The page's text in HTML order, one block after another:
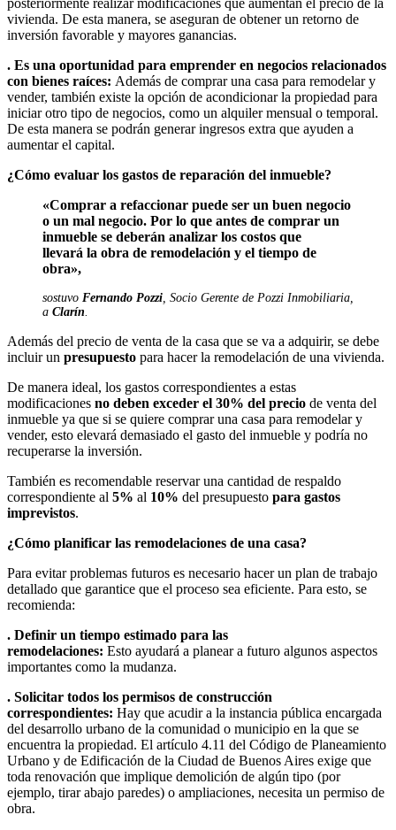
posteriormente realizar modificaciones que aumentan el precio de la
vivienda. De esta manera, se aseguran de obtener un retorno de
inversión favorable y mayores ganancias.
. Es una oportunidad para emprender en negocios relacionados
con bienes raíces: Además de comprar una casa para remodelar y
vender, también existe la opción de acondicionar la propiedad para
iniciar otro tipo de negocios, como un alquiler mensual o temporal.
De esta manera se podrán generar ingresos extra que ayuden a
aumentar el capital.
¿Cómo evaluar los gastos de reparación del inmueble?
«Comprar a refaccionar puede ser un buen negocio
o un mal negocio. Por lo que antes de comprar un
inmueble se deberán analizar los costos que
llevará la obra de remodelación y el tiempo de
obra»,
sostuvo Fernando Pozzi, Socio Gerente de Pozzi Inmobiliaria,
a Clarín.
Además del precio de venta de la casa que se va a adquirir, se debe
incluir un presupuesto para hacer la remodelación de una vivienda.
De manera ideal, los gastos correspondientes a estas
modificaciones no deben exceder el 30% del precio de venta del
inmueble ya que si se quiere comprar una casa para remodelar y
vender, esto elevará demasiado el gasto del inmueble y podría no
recuperarse la inversión.
También es recomendable reservar una cantidad de respaldo
correspondiente al 5% al 10% del presupuesto para gastos
imprevistos.
¿Cómo planificar las remodelaciones de una casa?
Para evitar problemas futuros es necesario hacer un plan de trabajo
detallado que garantice que el proceso sea eficiente. Para esto, se
recomienda:
. Definir un tiempo estimado para las
remodelaciones: Esto ayudará a planear a futuro algunos aspectos
importantes como la mudanza.
. Solicitar todos los permisos de construcción
correspondientes: Hay que acudir a la instancia pública encargada
del desarrollo urbano de la comunidad o municipio en la que se
encuentra la propiedad. El artículo 4.11 del Código de Planeamiento
Urbano y de Edificación de la Ciudad de Buenos Aires exige que
toda renovación que implique demolición de algún tipo (por
ejemplo, tirar abajo paredes) o ampliaciones, necesita un permiso de
obra.